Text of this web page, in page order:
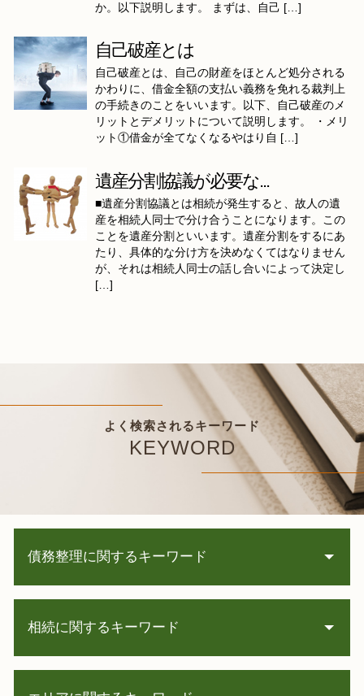
か。以下説明します。 まずは、自己 […]
自己破産とは
自己破産とは、自己の財産をほとんど処分される
かわりに、借金全額の支払い義務を免れる裁判上
の手続きのことをいいます。以下、自己破産のメ
リットとデメリットについて説明します。 ・メリ
ット①借金が全てなくなるやはり自 […]
遺産分割協議が必要な...
■遺産分割協議とは相続が発生すると、故人の遺
産を相続人同士で分け合うことになります。この
ことを遺産分割といいます。遺産分割をするにあ
たり、具体的な分け方を決めなくてはなりません
が、それは相続人同士の話し合いによって決定し
[…]
よく検索されるキーワード
KEYWORD
債務整理に関するキーワード
任意整理 信用情報
消費者金融 取り立て
株 借金
相続に関するキーワード